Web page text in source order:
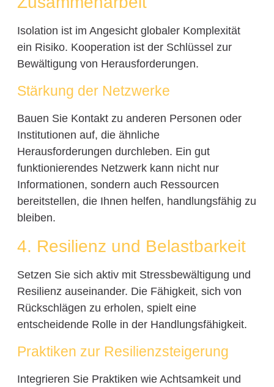
Isolation ist im Angesicht globaler Komplexität
ein Risiko. Kooperation ist der Schlüssel zur
Bewältigung von Herausforderungen.
Stärkung der Netzwerke
Bauen Sie Kontakt zu anderen Personen oder
Institutionen auf, die ähnliche
Herausforderungen durchleben. Ein gut
funktionierendes Netzwerk kann nicht nur
Informationen, sondern auch Ressourcen
bereitstellen, die Ihnen helfen, handlungsfähig zu
bleiben.
4. Resilienz und Belastbarkeit
Setzen Sie sich aktiv mit Stressbewältigung und
Resilienz auseinander. Die Fähigkeit, sich von
Rückschlägen zu erholen, spielt eine
entscheidende Rolle in der Handlungsfähigkeit.
Praktiken zur Resilienzsteigerung
Integrieren Sie Praktiken wie Achtsamkeit und